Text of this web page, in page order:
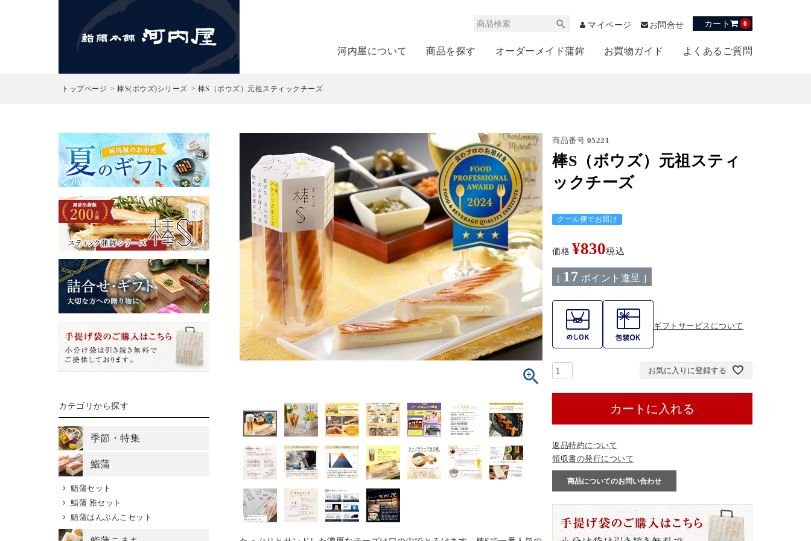
マイページ お問合せ カート 0
河内屋について 商品を探す オーダーメイド蒲鉾 お買物ガイド よくあるご質問
トップページ 棒S(ボウズ)シリーズ 棒S（ボウズ）元祖スティックチーズ
カテゴリから探す
季節・特集
鮨蒲
鮨蒲セット
鮨蒲 雅セット
鮨蒲はんぶんこセット
商品番号 05221
棒S（ボウズ）元祖スティ
ックチーズ
クール便でお届け
価格 ¥830税込
[ 17 ポイント進呈 ]
ギフトサービスについて
お気に入りに登録する
カートに入れる
返品特約について
領収書の発行について
商品についてのお問い合わせ